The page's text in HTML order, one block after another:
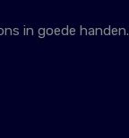
in goede handen.